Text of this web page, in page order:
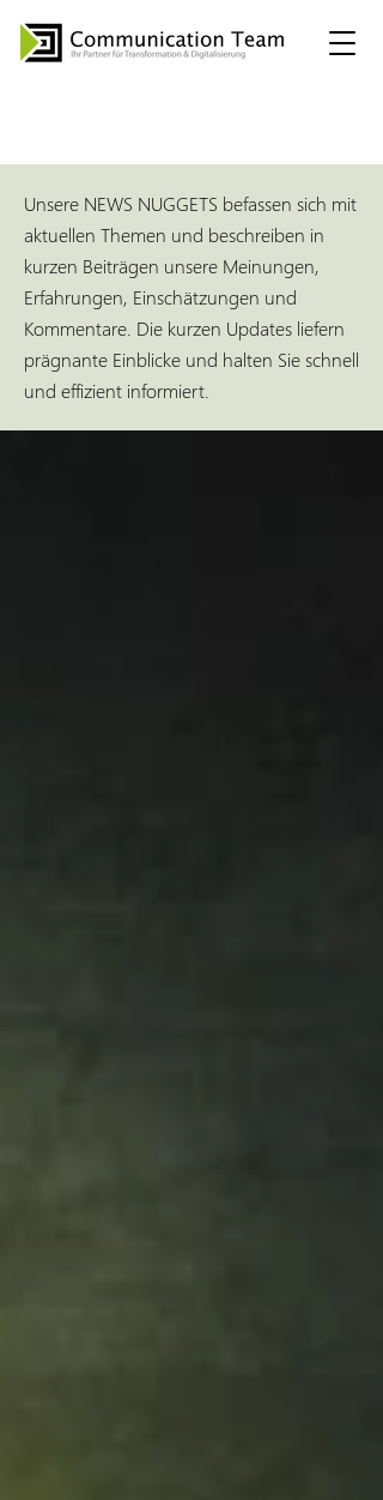
Unsere NEWS NUGGETS befassen sich mit
aktuellen Themen und beschreiben in
kurzen Beiträgen unsere Meinungen,
Erfahrungen, Einschätzungen und
Kommentare. Die kurzen Updates liefern
prägnante Einblicke und halten Sie schnell
und effizient informiert.